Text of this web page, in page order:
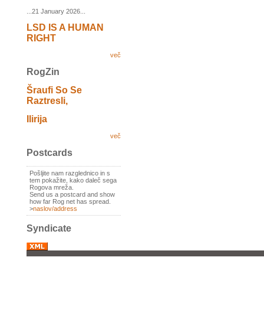
...21 January 2026...
LSD IS A HUMAN
RIGHT
več
RogZin
Šraufi So Se
Raztresli,
Ilirija
več
Postcards
Pošljite nam razglednico in s
tem pokažite, kako daleč sega
Rogova mreža.
Send us a postcard and show
how far Rog net has spread.
>naslov/address
Syndicate